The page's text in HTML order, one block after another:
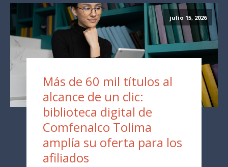
julio 15, 2026
Más de 60 mil títulos al
alcance de un clic:
biblioteca digital de
Comfenalco Tolima
amplía su oferta para los
afiliados